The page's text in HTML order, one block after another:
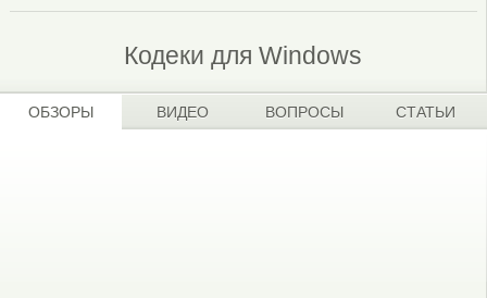
Кодеки для Windows
ОБЗОРЫ ВИДЕО ВОПРОСЫ СТАТЬИ